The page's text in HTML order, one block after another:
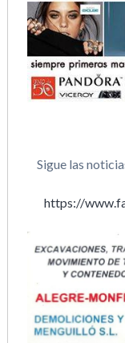
Sigue las
https://